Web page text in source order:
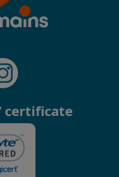
certificate